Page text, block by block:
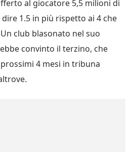
al giocatore 5,5 milioni di
1.5 in più rispetto ai 4 che
club blasonato nel suo
convinto il terzino, che
4 mesi in tribuna